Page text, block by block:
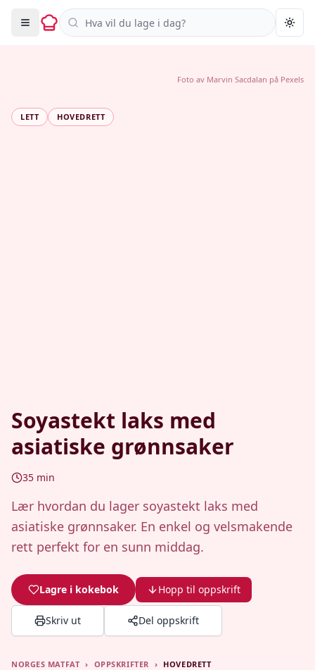
Søk i oppskrifter
LETT HOVEDRETT
Soyastekt laks med
asiatiske grønnsaker
35 min
Lær hvordan du lager soyastekt laks med
asiatiske grønnsaker. En enkel og velsmakende
rett perfekt for en sunn middag.
Lagre i kokebok Hopp til oppskrift
Skriv ut Del oppskrift
Foto av Marvin Sacdalan på Pexels
NORGES MATFAT › OPPSKRIFTER › HOVEDRETT